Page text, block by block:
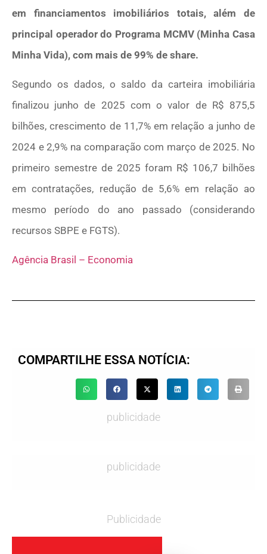
em financiamentos imobiliários totais, além de
principal operador do Programa MCMV (Minha Casa
Minha Vida), com mais de 99% de share.
Segundo os dados, o saldo da carteira imobiliária
finalizou junho de 2025 com o valor de R$ 875,5
bilhões, crescimento de 11,7% em relação a junho de
2024 e 2,9% na comparação com março de 2025. No
primeiro semestre de 2025 foram R$ 106,7 bilhões
em contratações, redução de 5,6% em relação ao
mesmo período do ano passado (considerando
recursos SBPE e FGTS).
Agência Brasil – Economia
COMPARTILHE ESSA NOTÍCIA:
publicidade
publicidade
Publicidade